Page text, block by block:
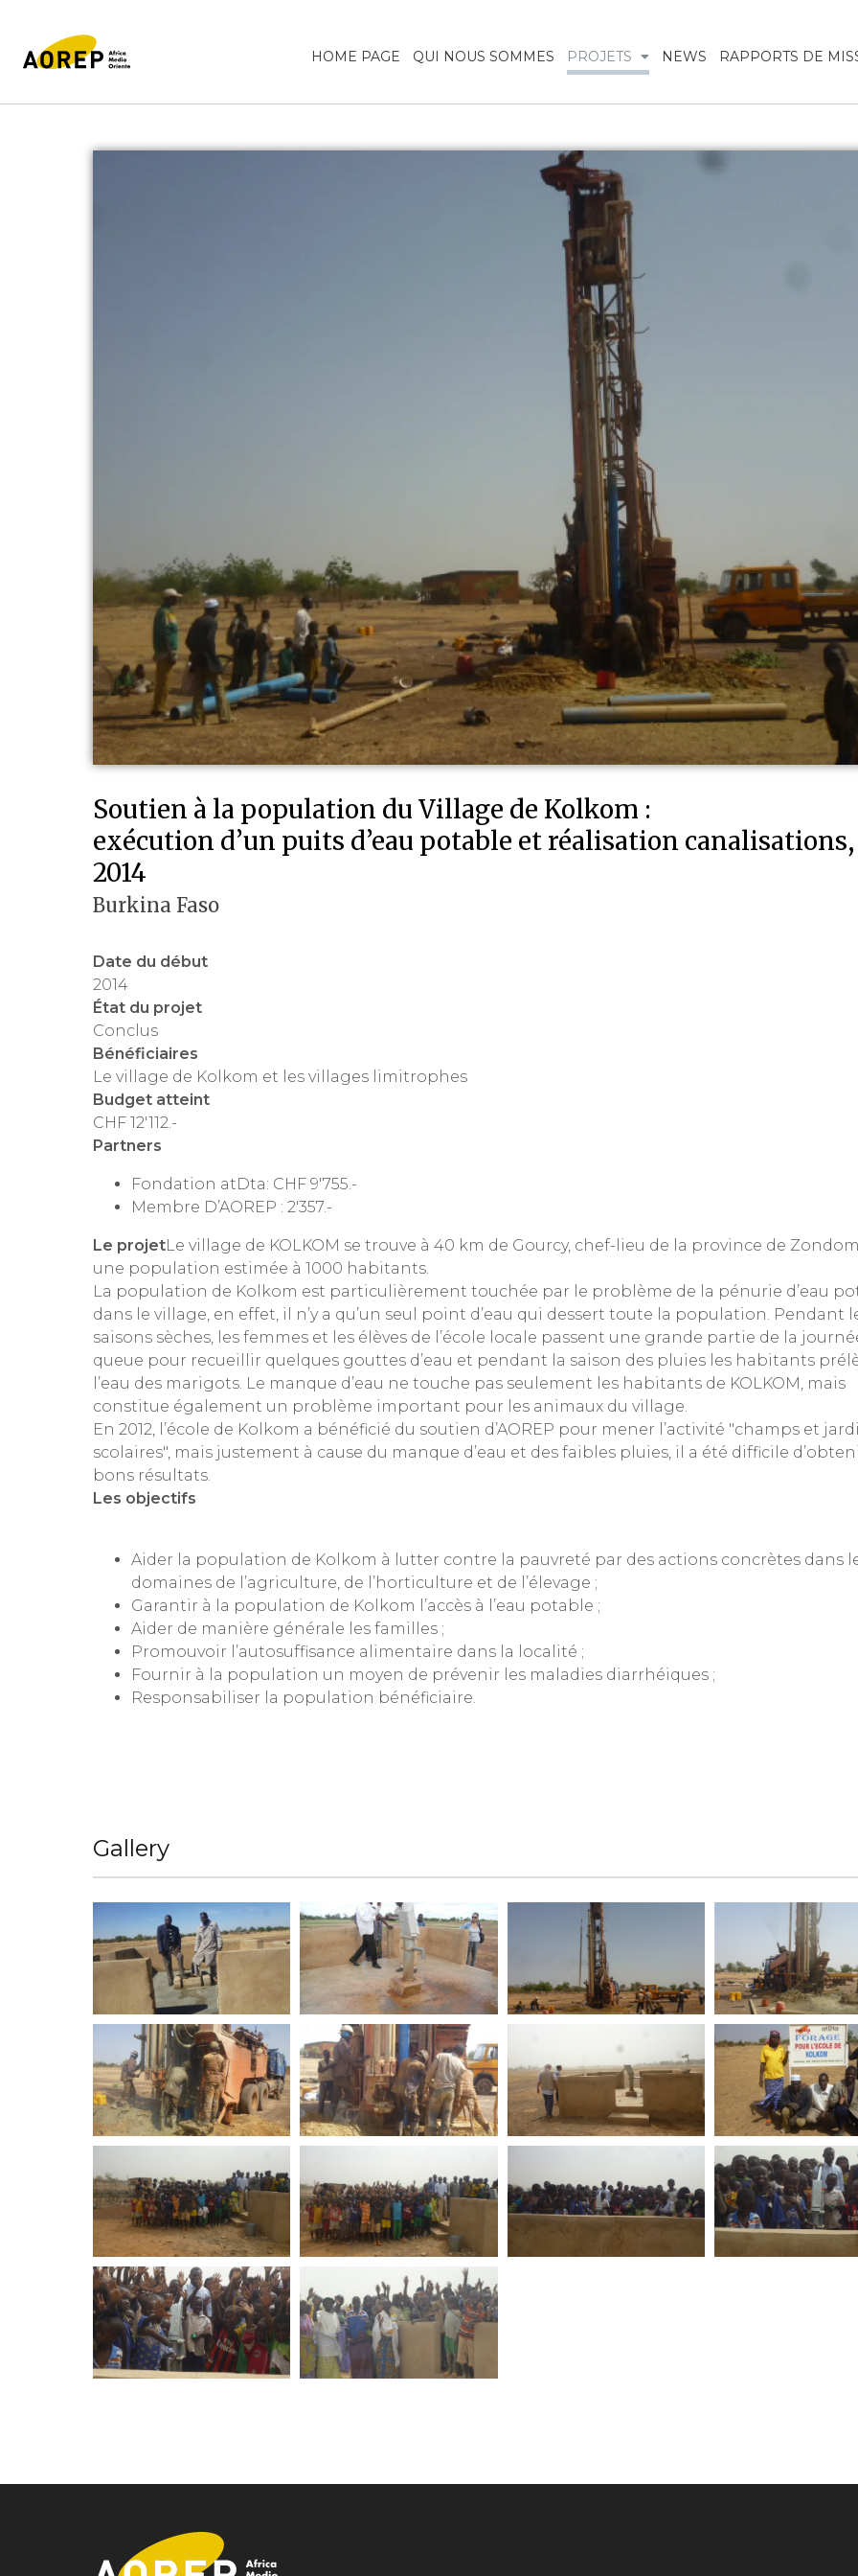
HOME PAGE QUI NOUS SOMMES PROJETS NEWS RAPPORTS DE
Soutien à la population du Village de Kolkom :
exécution d’un puits d’eau potable et réalisation canalisations,
2014
Burkina Faso
Date du début
2014
État du projet
Conclus
Bénéficiaires
Le village de Kolkom et les villages limitrophes
Budget atteint
CHF 12'112.-
Partners
Fondation atDta: CHF 9'755.-
Membre D’AOREP : 2'357.-
Le projetLe village de KOLKOM se trouve à 40 km de Gourcy, chef-lieu de la province de
une population estimée à 1000 habitants.
La population de Kolkom est particulièrement touchée par le problème de la pénurie d’eau
dans le village, en effet, il n’y a qu’un seul point d’eau qui dessert toute la population. Pendant
saisons sèches, les femmes et les élèves de l’école locale passent une grande partie de la
queue pour recueillir quelques gouttes d’eau et pendant la saison des pluies les habitants
l’eau des marigots. Le manque d’eau ne touche pas seulement les habitants de KOLKOM, mais
constitue également un problème important pour les animaux du village.
En 2012, l’école de Kolkom a bénéficié du soutien d’AOREP pour mener l’activité "champs et
scolaires", mais justement à cause du manque d’eau et des faibles pluies, il a été difficile
bons résultats.
Les objectifs
Aider la population de Kolkom à lutter contre la pauvreté par des actions concrètes dans
domaines de l’agriculture, de l’horticulture et de l’élevage ;
Garantir à la population de Kolkom l’accès à l’eau potable ;
Aider de manière générale les familles ;
Promouvoir l’autosuffisance alimentaire dans la localité ;
Fournir à la population un moyen de prévenir les maladies diarrhéiques ;
Responsabiliser la population bénéficiaire.
Gallery